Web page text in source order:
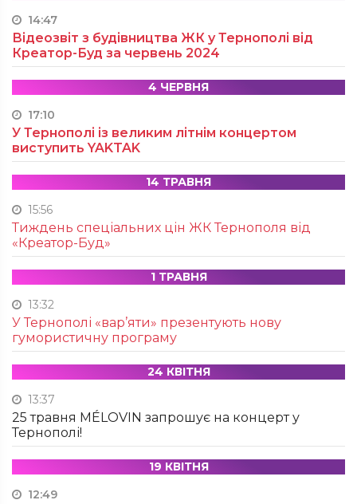
14:47
Відеозвіт з будівництва ЖК у Тернополі від
Креатор-Буд за червень 2024
4 ЧЕРВНЯ
17:10
У Тернополі із великим літнім концертом
виступить YAKTAK
14 ТРАВНЯ
15:56
Тиждень спеціальних цін ЖК Тернополя від
«Креатор-Буд»
1 ТРАВНЯ
13:32
У Тернополі «вар’яти» презентують нову
гумористичну програму
24 КВІТНЯ
13:37
25 травня MÉLOVIN запрошує на концерт у
Тернополі!
19 КВІТНЯ
12:49